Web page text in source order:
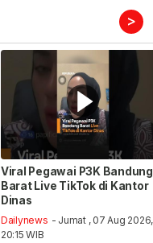
>
Viral Pegawai P3K Bandung
Barat Live TikTok di Kantor
Dinas
Dailynews - Jumat , 07 Aug 2026,
20:15 WIB